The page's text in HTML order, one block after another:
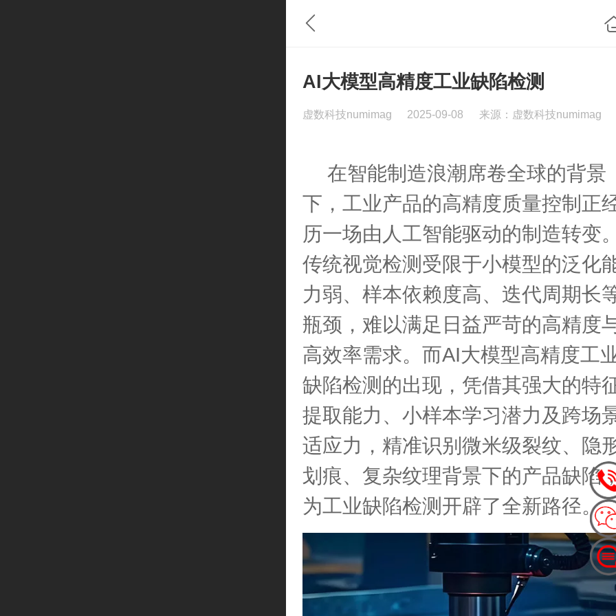
AI大模型高精度工业缺陷检测
虚数科技numimag 2025-09-08 来源：虚数科技numimag
在智能制造浪潮席卷全球的背景
下，工业产品的高精度质量控制正
历一场由人工智能驱动的制造转变。
传统视觉检测受限于小模型的泛化
力弱、样本依赖度高、迭代周期长
瓶颈，难以满足日益严苛的高精度
高效率需求。而AI大模型高精度工
缺陷检测的出现，凭借其强大的特
提取能力、小样本学习潜力及跨场
适应力，精准识别微米级裂纹、隐
划痕、复杂纹理背景下的产品缺陷
为工业缺陷检测开辟了全新路径。